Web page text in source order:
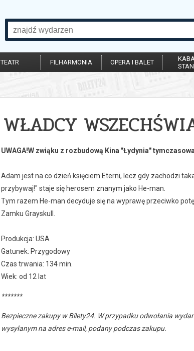
TEATR FILHARMONIA OPERA I BALET
WŁADCY
UWAGA!W zwiąku z rozbudową Kina "Łydynia"
Adam jest na co dzień księciem Eterni, lecz gdy zachodzi
przybywaj!" staje się herosem znanym jako He-man.
Tym razem He-man decyduje się na wyprawę przeciwko
Zamku Grayskull.
Produkcja: USA
Gatunek: Przygodowy
Czas trwania: 134 min.
Wiek: od 12 lat
*******
Bezpieczne zakupy w Bilety24. W przypadku odwołania
wysyłanym na adres e-mail, podany podczas zakupu.